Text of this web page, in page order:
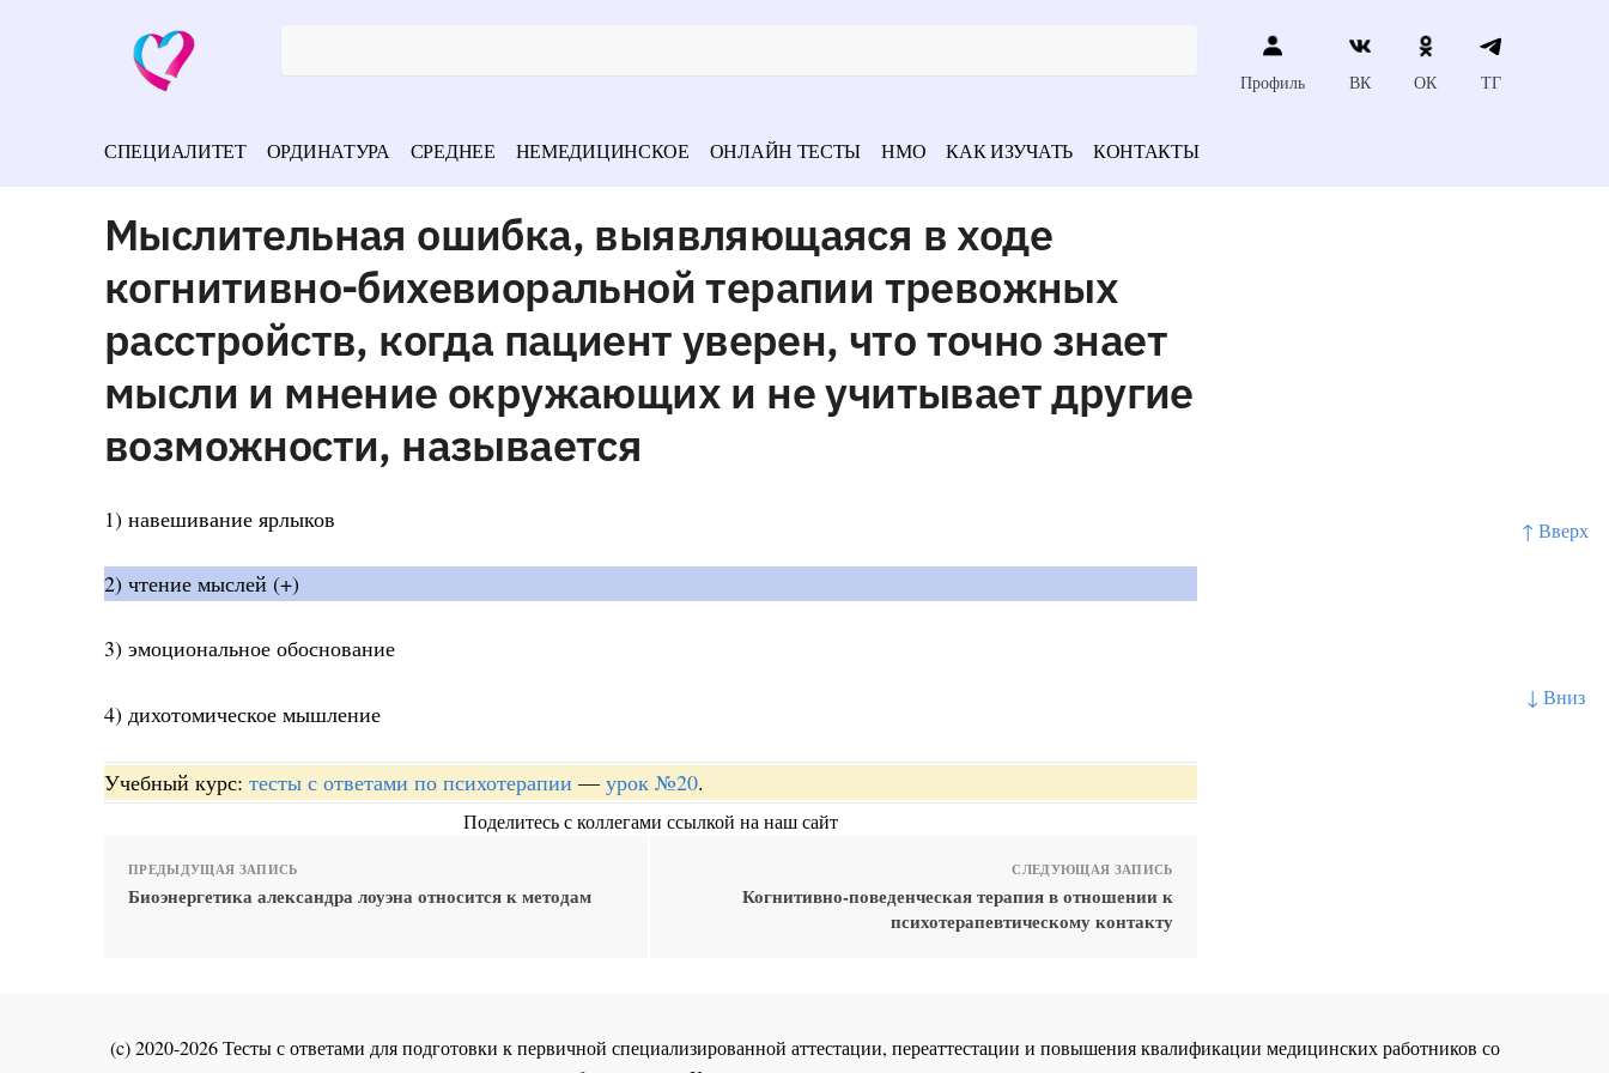
↑ Вверх
↓ Вниз
Профиль ВК ОК ТГ
СПЕЦИАЛИТЕТ ОРДИНАТУРА СРЕДНЕЕ НЕМЕДИЦИНСКОЕ ОНЛАЙН ТЕСТЫ НМО КАК ИЗУЧАТЬ КОНТАКТЫ
Мыслительная ошибка, выявляющаяся в ходе
когнитивно-бихевиоральной терапии тревожных
расстройств, когда пациент уверен, что точно знает
мысли и мнение окружающих и не учитывает другие
возможности, называется
1) навешивание ярлыков
2) чтение мыслей (+)
3) эмоциональное обоснование
4) дихотомическое мышление
Учебный курс: тесты с ответами по психотерапии — урок №20.
Поделитесь с коллегами ссылкой на наш сайт
ПРЕДЫДУЩАЯ ЗАПИСЬ
Биоэнергетика александра лоуэна относится к методам
СЛЕДУЮЩАЯ ЗАПИСЬ
Когнитивно-поведенческая терапия в отношении к
психотерапевтическому контакту
(c) 2020-2026 Тесты с ответами для подготовки к первичной специализированной аттестации, переаттестации и повышения квалификации медицинских работников со